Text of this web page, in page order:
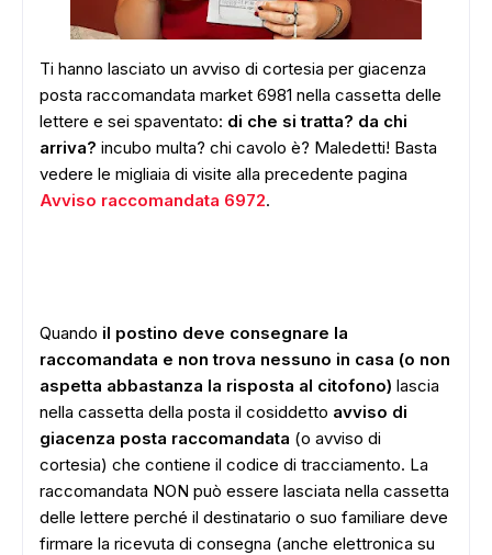
Ti hanno lasciato un avviso di cortesia per giacenza
posta raccomandata market 6981 nella cassetta delle
lettere e sei spaventato: di che si tratta? da chi
arriva? incubo multa? chi cavolo è? Maledetti! Basta
vedere le migliaia di visite alla precedente pagina
Avviso raccomandata 6972.
Quando il postino deve consegnare la
raccomandata e non trova nessuno in casa (o non
aspetta abbastanza la risposta al citofono) lascia
nella cassetta della posta il cosiddetto avviso di
giacenza posta raccomandata (o avviso di
cortesia) che contiene il codice di tracciamento. La
raccomandata NON può essere lasciata nella cassetta
delle lettere perché il destinatario o suo familiare deve
firmare la ricevuta di consegna (anche elettronica su